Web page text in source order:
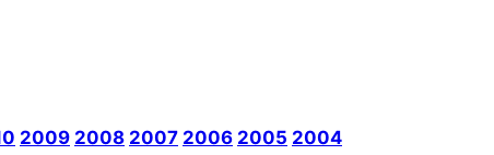
2009 2008 2007 2006 2005 2004